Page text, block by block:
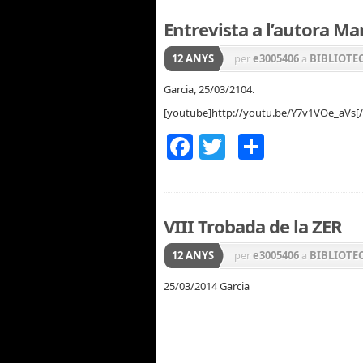
Entrevista a l’autora
12 ANYS pere3005406 a
Garcia, 25/03/2104.
[youtube]http://youtu.be/
Facebook
Twitter
VIII Trobada de la ZER
12 ANYS pere3005406 a
25/03/2014 Garcia